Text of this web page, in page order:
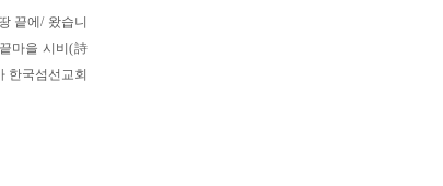
끝에/ 왔습니
마을 시비(詩
한국섬선교회